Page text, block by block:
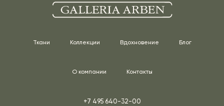
Ткани Коллекции Вдохновение Блог
О компании Контакты
+7 495 640-32-00